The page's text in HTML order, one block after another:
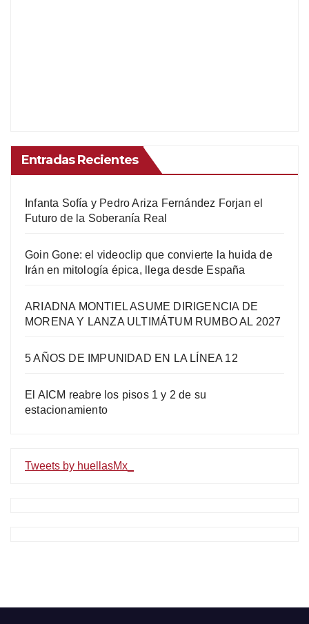
Entradas Recientes
Infanta Sofía y Pedro Ariza Fernández Forjan el
Futuro de la Soberanía Real
Goin Gone: el videoclip que convierte la huida de
Irán en mitología épica, llega desde España
ARIADNA MONTIEL ASUME DIRIGENCIA DE
MORENA Y LANZA ULTIMÁTUM RUMBO AL 2027
5 AÑOS DE IMPUNIDAD EN LA LÍNEA 12
El AICM reabre los pisos 1 y 2 de su
estacionamiento
Tweets by huellasMx_